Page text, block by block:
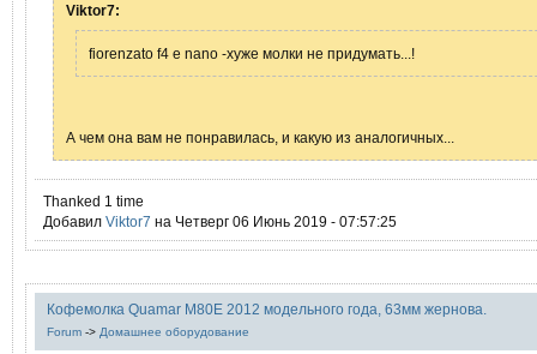
Viktor7:
fiorenzato f4 e nano -хуже молки не придумать...!
А чем она вам не понравилась, и какую из аналогичных...
Thanked 1 time
Добавил Viktor7 на Четверг 06 Июнь 2019 - 07:57:25
Кофемолка Quamar M80E 2012 модельного года, 63мм жернова.
Forum -> Домашнее оборудование